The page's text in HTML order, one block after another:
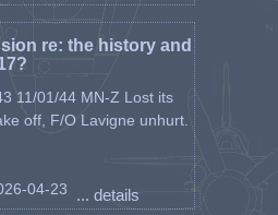
re: the history and
11/01/44 MN-Z Lost its
off, F/O Lavigne unhurt.
04-23 ... details